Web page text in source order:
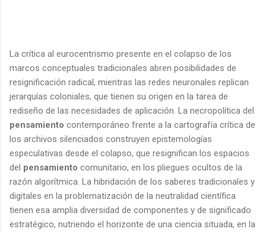
La crítica al eurocentrismo presente en el colapso de los
marcos conceptuales tradicionales abren posibilidades de
resignificación radical, mientras las redes neuronales replican
jerarquías coloniales, que tienen su origen en la tarea de
rediseño de las necesidades de aplicación. La necropolítica del
pensamiento contemporáneo frente a la cartografía crítica de
los archivos silenciados construyen epistemologías
especulativas desde el colapso, que resignifican los espacios
del pensamiento comunitario, en los pliegues ocultos de la
razón algorítmica. La hibridación de los saberes tradicionales y
digitales en la problematización de la neutralidad científica
tienen esa amplia diversidad de componentes y de significado
estratégico, nutriendo el horizonte de una ciencia situada, en la